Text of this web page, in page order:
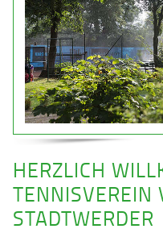
HERZLICH
STADTWERDER